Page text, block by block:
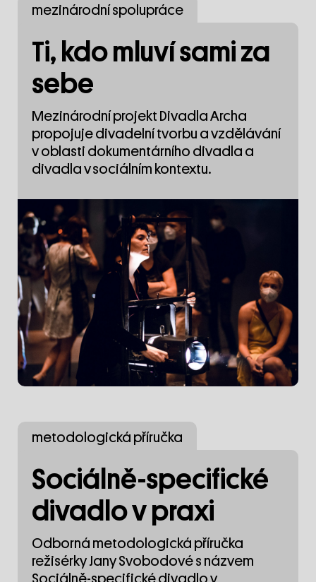
mezinárodní spolupráce
Ti, kdo mluví sami za
sebe
Mezinárodní projekt Divadla Archa
propojuje divadelní tvorbu a vzdělávání
v oblasti dokumentárního divadla a
divadla v sociálním kontextu.
metodologická příručka
Sociálně-specifické
divadlo v praxi
Odborná metodologická příručka
režisérky Jany Svobodové s názvem
Sociálně-specifické divadlo v